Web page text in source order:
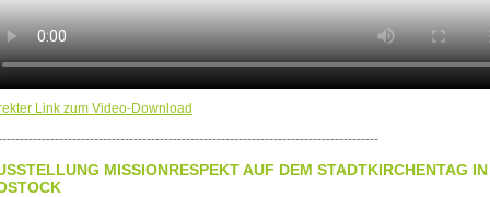
Link zum Video-Download
MISSIONRESPEKT AUF DEM STADTKIRCHENTAG IN